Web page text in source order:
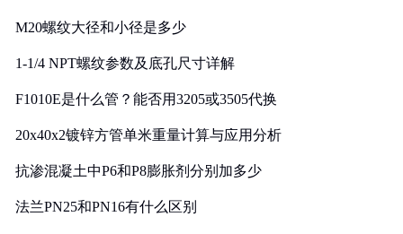
M20螺纹大径和小径是多少
1-1/4 NPT螺纹参数及底孔尺寸详解
F1010E是什么管？能否用3205或3505代换
20x40x2镀锌方管单米重量计算与应用分析
抗渗混凝土中P6和P8膨胀剂分别加多少
法兰PN25和PN16有什么区别